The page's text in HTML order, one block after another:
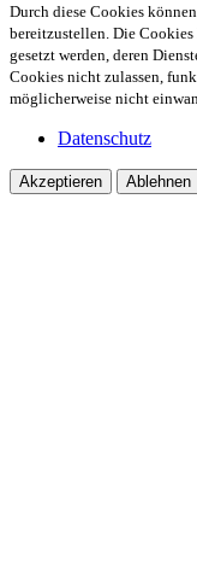
Durch diese Cookies
bereitzustellen. Die
gesetzt werden, deren
Cookies nicht zulassen,
möglicherweise nicht
Datenschutz
Akzeptieren Ablehnen